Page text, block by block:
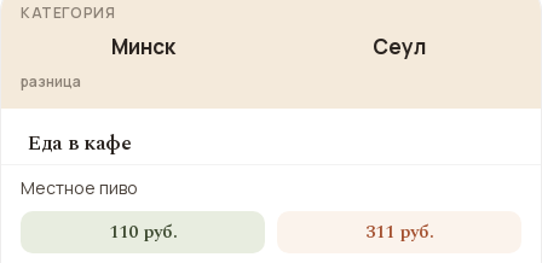
КАТЕГОРИЯ
Минск Сеул
разница
Еда в кафе
Местное пиво
110 руб. 311 руб.